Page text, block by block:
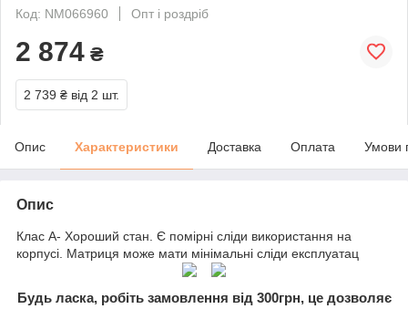
Код: NM066960
Опт і роздріб
2 874 ₴
2 739 ₴ від 2 шт.
Опис Характеристики Доставка Оплата Умови
Опис
Клас A- Хороший стан. Є помірні сліди використання на
корпусі. Матриця може мати мінімальні сліди експлуатац
Будь ласка, робіть замовлення від 300грн, це дозволяє